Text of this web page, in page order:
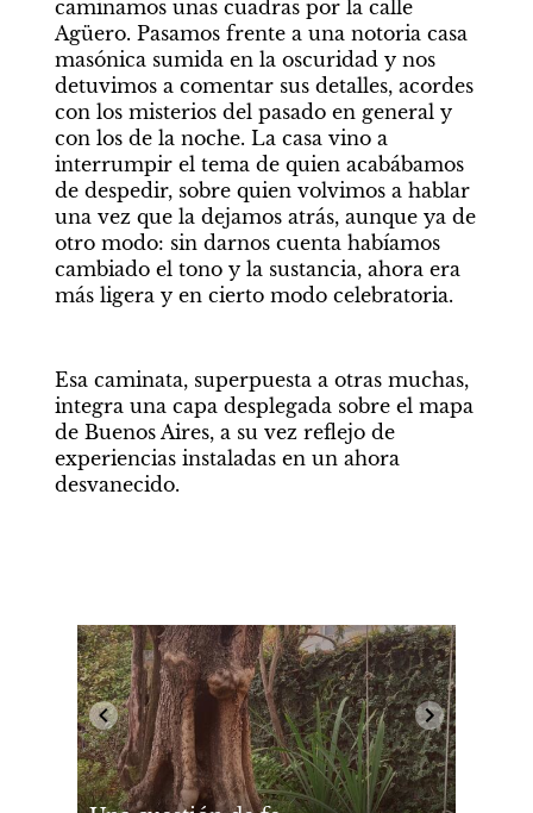
caminamos unas cuadras por la calle
Agüero. Pasamos frente a una notoria casa
masónica sumida en la oscuridad y nos
detuvimos a comentar sus detalles, acordes
con los misterios del pasado en general y
con los de la noche. La casa vino a
interrumpir el tema de quien acabábamos
de despedir, sobre quien volvimos a hablar
una vez que la dejamos atrás, aunque ya de
otro modo: sin darnos cuenta habíamos
cambiado el tono y la sustancia, ahora era
más ligera y en cierto modo celebratoria.
Esa caminata, superpuesta a otras muchas,
integra una capa desplegada sobre el mapa
de Buenos Aires, a su vez reflejo de
experiencias instaladas en un ahora
desvanecido.